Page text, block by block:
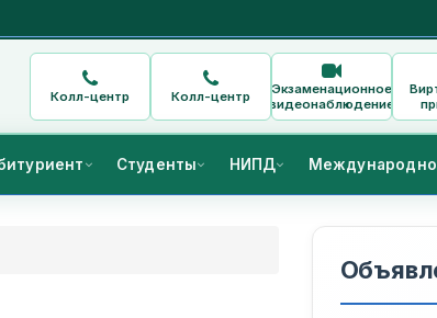
Колл-центр Колл-центр
Экзаменационное
видеонаблюдение
Студенты НИПД